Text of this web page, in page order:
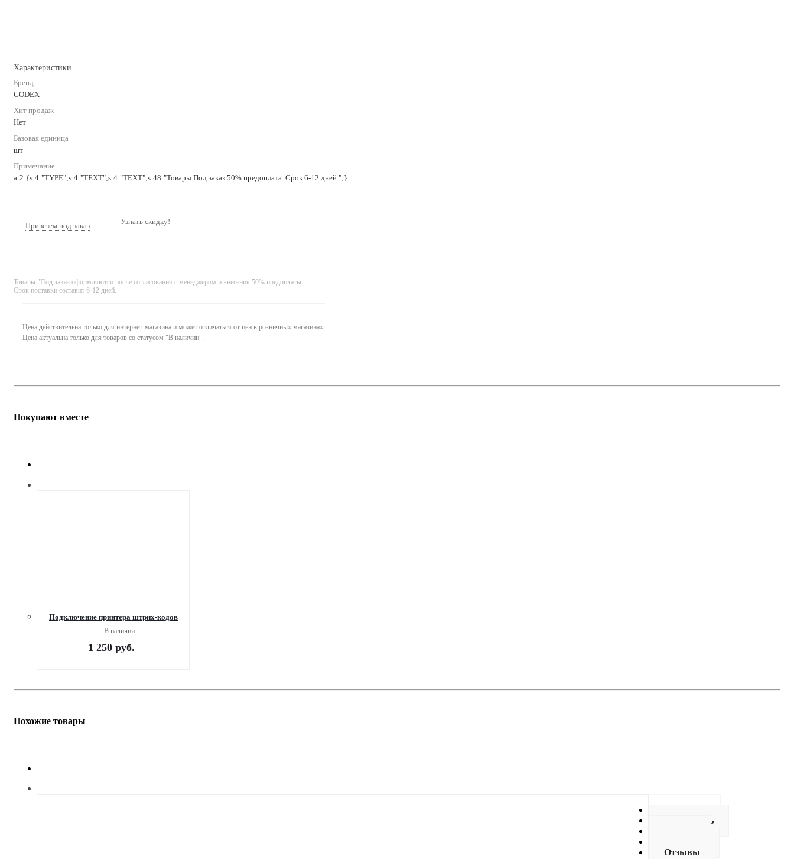
Характеристики
Бренд
GODEX
Хит продаж
Нет
Базовая единица
шт
Примечание
a:2:{s:4:"TYPE";s:4:"TEXT";s:4:"TEXT";s:48:"Товары Под заказ 50% предоплата. Срок 6-12 дней.";}
Привезем под заказ Узнать скидку!
Товары "Под заказ оформляются после согласования с менеджером и внесения 50% предоплаты.
Срок поставки составит 6-12 дней.
Цена действительна только для интернет-магазина и может отличаться от цен в розничных магазинах.
Цена актуальна только для товаров со статусом "В наличии".
Покупают вместе
Подключение принтера штрих-кодов
В наличии
1 250 руб.
Похожие товары
Как купить
Отзывы